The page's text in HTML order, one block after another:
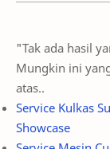
"Tak ada hasil
Mungkin ini
atas..
Service Kulkas
Showcase